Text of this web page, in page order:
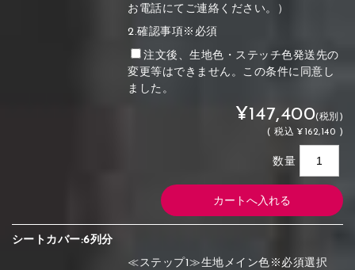
お電話にてご連絡ください。）
2.確認事項※必須
注文後、生地色・ステッチ色発送先の
変更等はできません。この条件に同意し
ました。
¥147,400(税別)
(税込 ¥162,140 )
数量
シートカバー:6列分
≪ステップ1≫生地メイン色※必須選択